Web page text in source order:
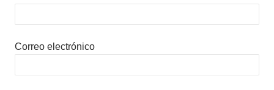
Correo electrónico